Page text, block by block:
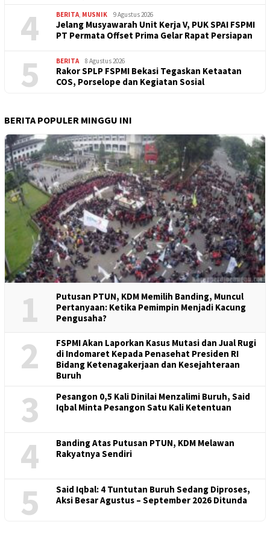
4 BERITA MUSNIK 9 Agustus 2026
Jelang Musyawarah Unit Kerja V, PUK SPAI FSPMI
PT Permata Offset Prima Gelar Rapat Persiapan
5 BERITA 8 Agustus 2026
Rakor SPLP FSPMI Bekasi Tegaskan Ketaatan
COS, Porselope dan Kegiatan Sosial
BERITA POPULER MINGGU INI
1
Putusan PTUN, KDM Memilih Banding, Muncul
Pertanyaan: Ketika Pemimpin Menjadi Kacung
Pengusaha?
2
FSPMI Akan Laporkan Kasus Mutasi dan Jual Rugi
di Indomaret Kepada Penasehat Presiden RI
Bidang Ketenagakerjaan dan Kesejahteraan
Buruh
3
Pesangon 0,5 Kali Dinilai Menzalimi Buruh, Said
Iqbal Minta Pesangon Satu Kali Ketentuan
4
Banding Atas Putusan PTUN, KDM Melawan
Rakyatnya Sendiri
5
Said Iqbal: 4 Tuntutan Buruh Sedang Diproses,
Aksi Besar Agustus – September 2026 Ditunda